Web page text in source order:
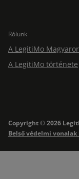
Rólunk
A LegitiMo
A LegitiMo története
Copyright © 2026
Belső védelmi vonalak